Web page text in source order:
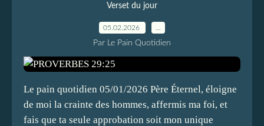
Verset du jour
05.02.2026
Par Le Pain Quotidien
Le pain quotidien 05/01/2026 Père Éternel, éloigne
de moi la crainte des hommes, affermis ma foi, et
fais que ta seule approbation soit mon unique